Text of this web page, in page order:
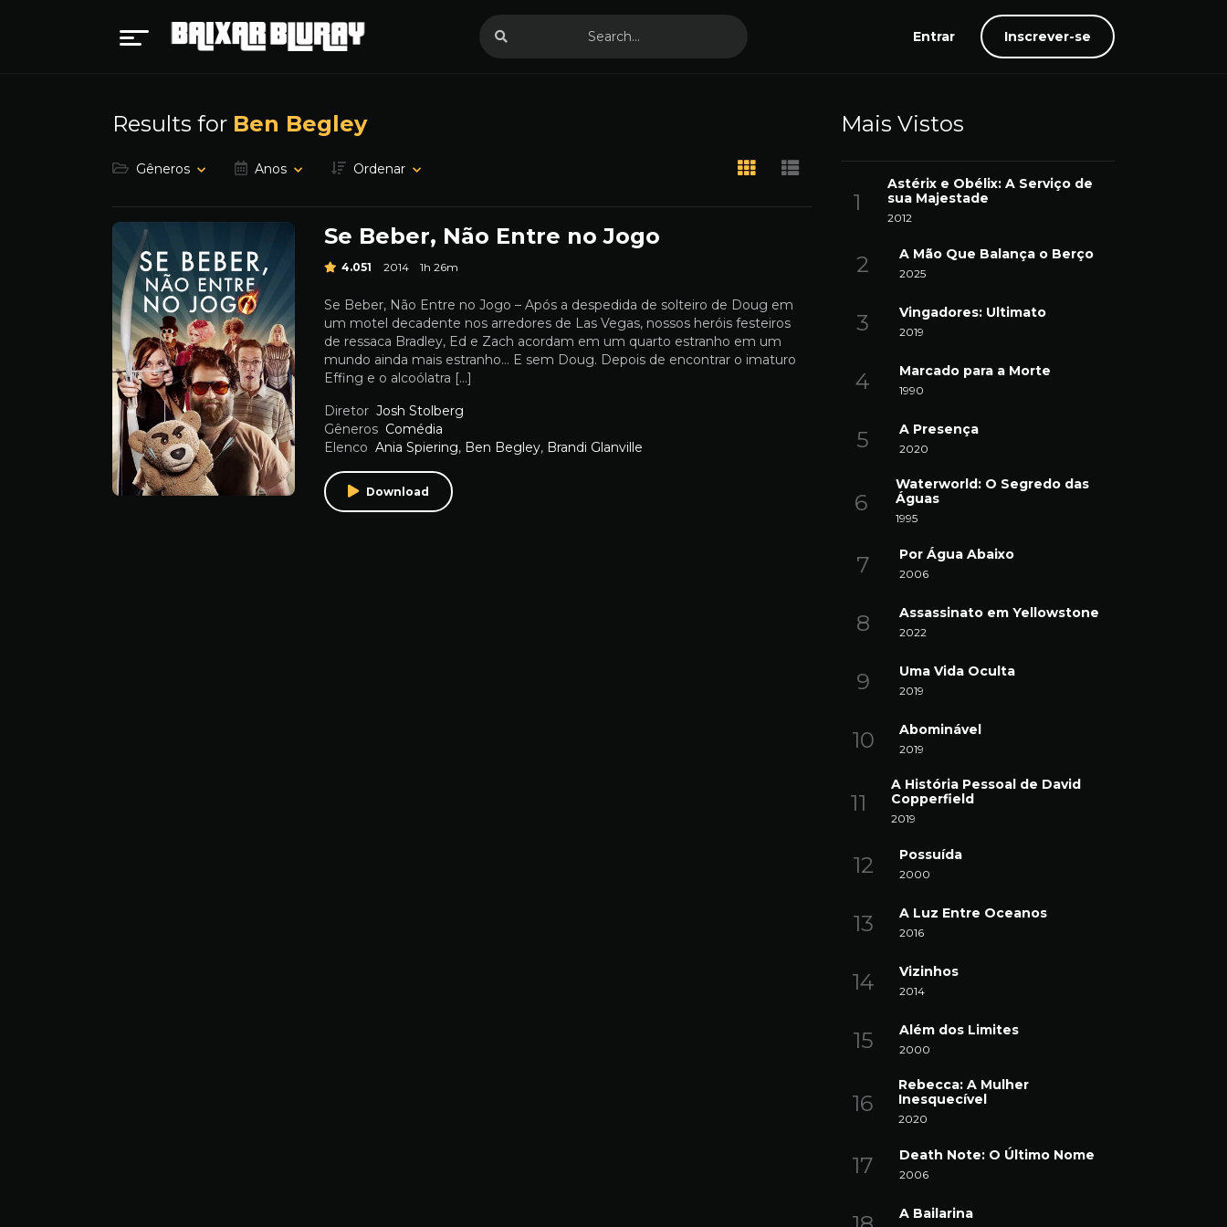
Entrar Inscrever-se
Results for Ben Begley
Gêneros Anos Ordenar
Se Beber, Não Entre no Jogo
4.051 2014 1h 26m
Se Beber, Não Entre no Jogo – Após a despedida de solteiro de Doug em
um motel decadente nos arredores de Las Vegas, nossos heróis festeiros
de ressaca Bradley, Ed e Zach acordam em um quarto estranho em um
mundo ainda mais estranho… E sem Doug. Depois de encontrar o imaturo
Effing e o alcoólatra […]
Diretor Josh Stolberg
Gêneros Comédia
Elenco Ania Spiering, Ben Begley, Brandi Glanville
Download
Mais Vistos
Astérix e Obélix: A Serviço de
sua Majestade
2012
A Mão Que Balança o Berço
2025
Vingadores: Ultimato
2019
Marcado para a Morte
1990
A Presença
2020
Waterworld: O Segredo das
Águas
1995
Por Água Abaixo
2006
Assassinato em Yellowstone
2022
Uma Vida Oculta
2019
Abominável
2019
A História Pessoal de David
Copperfield
2019
Possuída
2000
A Luz Entre Oceanos
2016
Vizinhos
2014
Além dos Limites
2000
Rebecca: A Mulher
Inesquecível
2020
Death Note: O Último Nome
2006
A Bailarina